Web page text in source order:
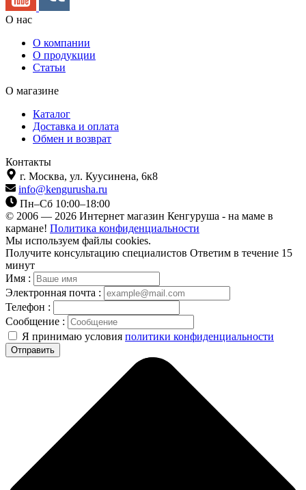
О нас
О компании
О продукции
Статьи
О магазине
Каталог
Доставка и оплата
Обмен и возврат
Контакты
г. Москва, ул. Куусинена, 6к8
info@kengurusha.ru
Пн–Сб 10:00–18:00
© 2006 — 2026 Интернет магазин Кенгуруша - на маме в
кармане! Политика конфиденциальности
Мы используем файлы cookies.
Получите консультацию специалистов Ответим в течение 15
минут
Имя :
Электронная почта :
Телефон :
Сообщение :
Я принимаю условия политики конфиденциальности
Отправить